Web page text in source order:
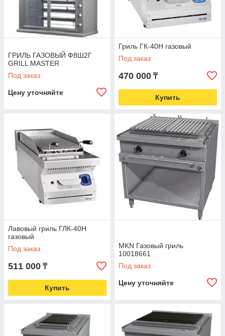
ГРИЛЬ ГАЗОВЫЙ Ф8Ш2Г
GRILL MASTER
Под заказ
Цену уточняйте
Гриль ГК-40Н газовый
Под заказ
470 000 ₸
Купить
Лавовый гриль ГЛК-40Н
газовый
Под заказ
511 000 ₸
Купить
MKN Газовый гриль
10018661
Под заказ
Цену уточняйте